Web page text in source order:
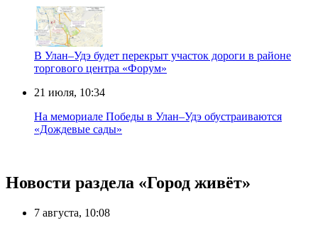
В Улан–Удэ будет перекрыт участок дороги в районе
торгового центра «Форум»
21 июля, 10:34
На мемориале Победы в Улан–Удэ обустраиваются
«Дождевые сады»
Новости раздела «Город живёт»
7 августа, 10:08